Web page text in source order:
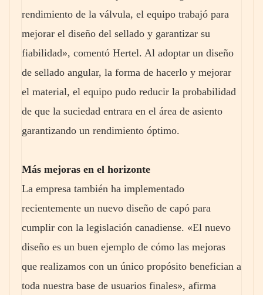
rendimiento de la válvula, el equipo trabajó para
mejorar el diseño del sellado y garantizar su
fiabilidad», comentó Hertel. Al adoptar un diseño
de sellado angular, la forma de hacerlo y mejorar
el material, el equipo pudo reducir la probabilidad
de que la suciedad entrara en el área de asiento
garantizando un rendimiento óptimo.
Más mejoras en el horizonte
La empresa también ha implementado
recientemente un nuevo diseño de capó para
cumplir con la legislación canadiense. «El nuevo
diseño es un buen ejemplo de cómo las mejoras
que realizamos con un único propósito benefician a
toda nuestra base de usuarios finales», afirma